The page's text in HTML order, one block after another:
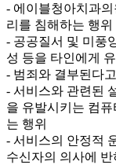
- 에이블청아치과
리를 침해하는 행위
- 공공질서 및 미풍
성 등을 타인에게
- 범죄와 결부된다
- 서비스와 관련된
을 유발시키는 컴
는 행위
- 서비스의 안정적
수신자의 의사에